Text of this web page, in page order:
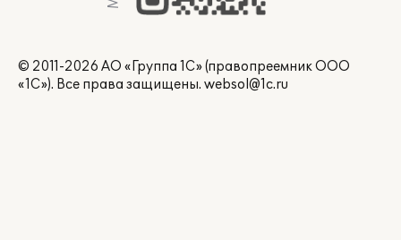
© 2011-2026 АО «Группа 1С» (правопреемник ООО
«1С»). Все права защищены. websol@1c.ru